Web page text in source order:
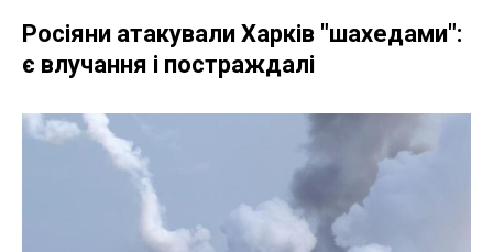
Росіяни атакували Харків "шахедами":
є влучання і постраждалі